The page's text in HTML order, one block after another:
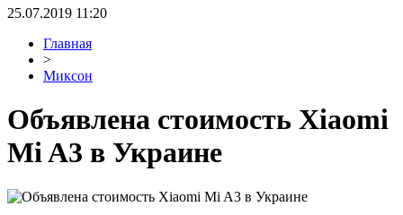
25.07.2019 11:20
Главная
>
Миксон
Объявлена стоимость Xiaomi
Mi A3 в Украине